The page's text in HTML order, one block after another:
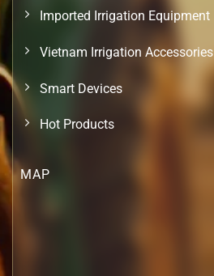
Imported Irrigation Equipment
Vietnam Irrigation Accessories
Smart Devices
Hot Products
MAP